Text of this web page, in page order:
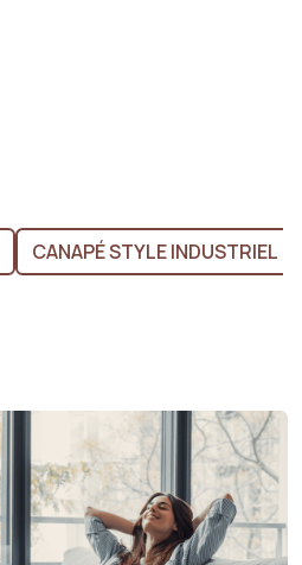
CANAPÉ STYLE INDUSTRIEL